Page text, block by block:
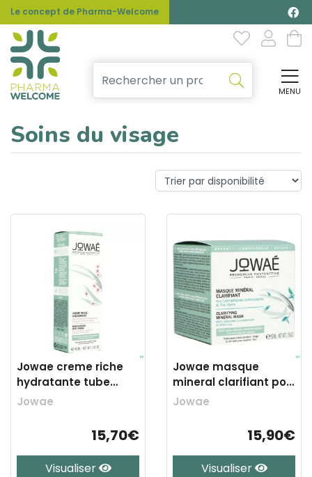
Le concept de Pharma-Welcome
MENU
Soins du visage
Jowae creme riche
hydratante tube
40ml
Jowae
15,70€
Visualiser
Jowae masque
mineral clarifiant pot
50ml
Jowae
15,90€
Visualiser